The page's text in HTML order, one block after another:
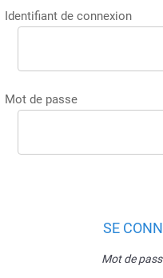
Identifiant de connexion
Mot de passe
SE
Mot de